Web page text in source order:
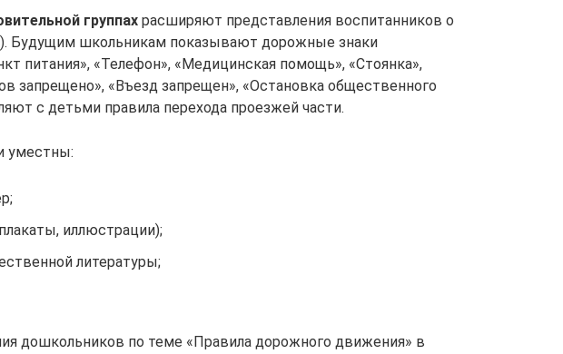
группах расширяют представления воспитанников о
Будущим школьникам показывают дорожные знаки
питания», «Телефон», «Медицинская помощь», «Стоянка»,
запрещено», «Въезд запрещен», «Остановка общественного
с детьми правила перехода проезжей части.
уместны:
иллюстрации);
литературы;
дошкольников по теме «Правила дорожного движения» в